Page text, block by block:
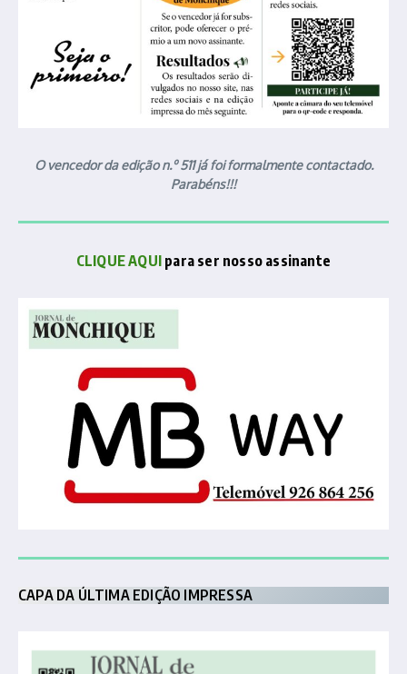
O vencedor da edição n.º 511 já foi formalmente contactado.
Parabéns!!!
CLIQUE AQUI para ser nosso assinante
CAPA DA ÚLTIMA EDIÇÃO IMPRESSA